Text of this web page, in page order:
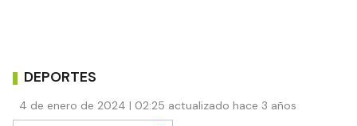
DEPORTES
4 de enero de 2024 | 02:25 actualizado hace 3 años